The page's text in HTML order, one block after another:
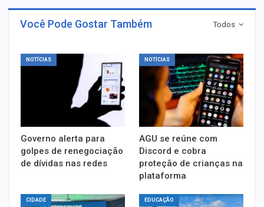
Todos
Você Pode Gostar Também
NOTÍCIAS
Governo alerta para
golpes de renegociação
de dívidas nas redes
NOTÍCIAS
AGU se reúne com
Discord e cobra
proteção de crianças na
plataforma
CIDADE EDUCAÇÃO